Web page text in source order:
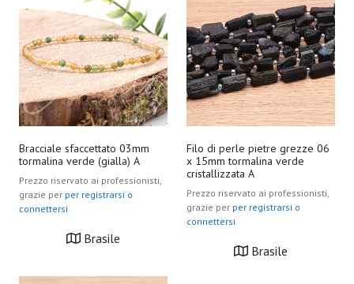
Bracciale sfaccettato 03mm
tormalina verde (gialla) A
Prezzo riservato ai professionisti,
grazie per per registrarsi o
connettersi
Brasile
Filo di perle pietre grezze 06
x 15mm tormalina verde
cristallizzata A
Prezzo riservato ai professionisti,
grazie per per registrarsi o
connettersi
Brasile